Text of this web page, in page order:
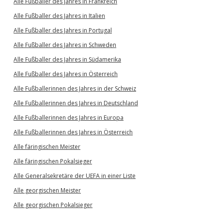
Alle Fußballer des Jahres in Italien
Alle Fußballer des Jahres in Portugal
Alle Fußballer des Jahres in Schweden
Alle Fußballer des Jahres in Südamerika
Alle Fußballer des Jahres in Österreich
Alle Fußballerinnen des Jahres in der Schweiz
Alle Fußballerinnen des Jahres in Deutschland
Alle Fußballerinnen des Jahres in Europa
Alle Fußballerinnen des Jahres in Österreich
Alle färingischen Meister
Alle färingischen Pokalsieger
Alle Generalsekretäre der UEFA in einer Liste
Alle georgischen Meister
Alle georgischen Pokalsieger